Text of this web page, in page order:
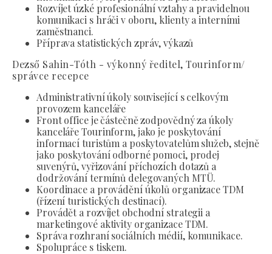
Rozvíjet úzké profesionální vztahy a pravidelnou
komunikaci s hráči v oboru, klienty a interními
zaměstnanci.
Příprava statistických zpráv, výkazů
Dezső Sahin-Tóth - výkonný ředitel, Tourinform/
správce recepce
Administrativní úkoly související s celkovým
provozem kanceláře
Front office je částečně zodpovědný za úkoly
kanceláře Tourinform, jako je poskytování
informací turistům a poskytovatelům služeb, stejně
jako poskytování odborné pomoci, prodej
suvenýrů, vyřizování příchozích dotazů a
dodržování termínů delegovaných MTÜ.
Koordinace a provádění úkolů organizace TDM
(řízení turistických destinací).
Provádět a rozvíjet obchodní strategii a
marketingové aktivity organizace TDM.
Správa rozhraní sociálních médií, komunikace.
Spolupráce s tiskem.